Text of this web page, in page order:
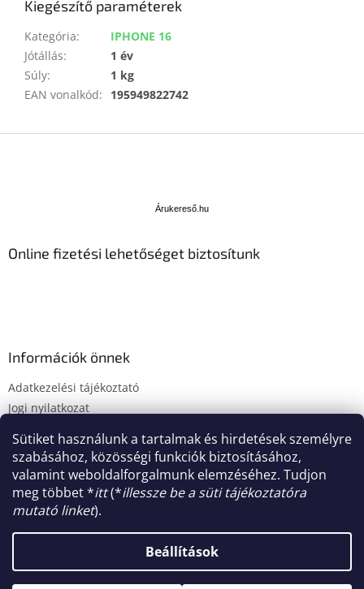
Sütiket használunk a tartalmak és hirdetések személyre
szabásához, közösségi funkciók biztosításához,
valamint weboldalforgalmunk elemzéséhez. Tudjon
meg többet *itt(*illessze be a süti tájékoztatóra
mutató linket).
Beállítások
Kiegészítő paraméterek
Kategória:
IPHONE 16
Jótállás:
1 év
Súly:
1 kg
EAN vonalkód: 195949822742
r
Árukereső.hu
Online fizetési lehetőséget biztosítunk
Információk önnek
Adatkezelési tájékoztató
Jogi nyilatkozat
Süti tájékoztató
Impresszum